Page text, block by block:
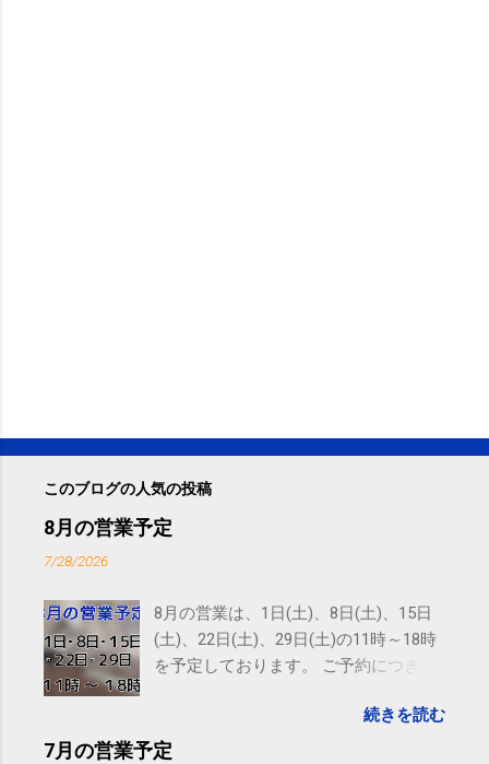
このブログの人気の投稿
8月の営業予定
7/28/2026
8月の営業は、1日(土)、8日(土)、15日
(土)、22日(土)、29日(土)の11時～18時
を予定しております。 ご予約につきま
す。 電話に出られないことがあります
ので、ご予約、お問い合わせは
続きを読む
7月の営業予定